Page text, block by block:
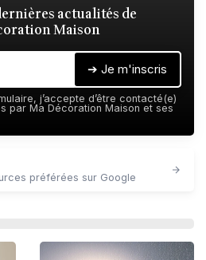
actualités de
Maison
➔ Je m'inscris
j’accepte d’être contacté(e)
par Ma Décoration Maison et ses
préférées sur Google